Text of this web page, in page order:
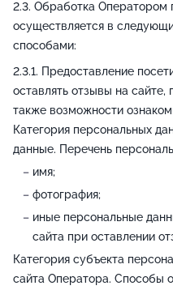
Обработка Оператором
осуществляется в
способами:
Предоставление
оставлять отзывы на
также возможности
Категория персональных
данные. Перечень
имя;
фотография;
иные персональные
сайта при оставлении
Категория субъекта
сайта Оператора. Способы